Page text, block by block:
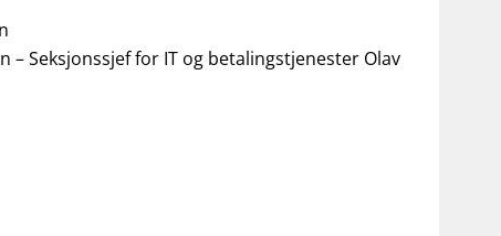
– Seksjonssjef for IT og betalingstjenester Olav